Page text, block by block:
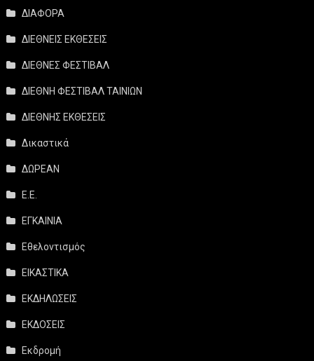
ΔΙΑΦΟΡΑ
ΔΙΕΘΝΕΙΣ ΕΚΘΕΣΕΙΣ
ΔΙΕΘΝΕΣ ΦΕΣΤΙΒΑΛ
ΔΙΕΘΝΗ ΦΕΣΤΙΒΑΛ ΤΑΙΝΙΩΝ
ΔΙΕΘΝΗΣ ΕΚΘΕΣΕΙΣ
Δικαστικά
ΔΩΡΕΑΝ
Ε.Ε.
ΕΓΚΑΙΝΙΑ
Εθελοντισμός
ΕΙΚΑΣΤΙΚΑ
ΕΚΔΗΛΩΣΕΙΣ
ΕΚΔΟΣΕΙΣ
Εκδρομή